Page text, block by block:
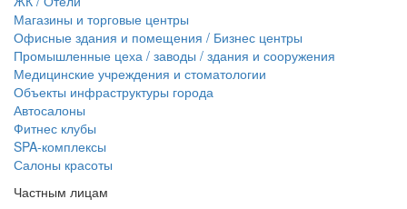
Магазины и торговые центры
Офисные здания и помещения / Бизнес центры
Промышленные цеха / заводы / здания и сооружения
Медицинские учреждения и стоматологии
Объекты инфраструктуры города
Автосалоны
Фитнес клубы
SPA-комплексы
Салоны красоты
Частным лицам